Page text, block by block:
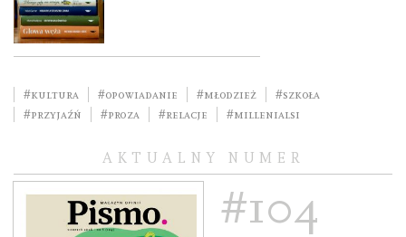
#kultura #opowiadanie #młodzież
#szkoła
#przyjaźń
#Proza #relacje #millenialsi
AKTUALNY NUMER
#104